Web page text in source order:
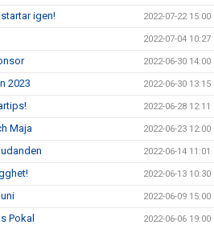
igen! 2022-07-22 15:00
2022-07-04 10:27
2022-06-30 14:00
2023 2022-06-30 13:15
2022-06-28 12:11
Maja 2022-06-23 12:00
2022-06-14 11:01
2022-06-13 10:30
2022-06-09 15:00
Pokal 2022-06-06 19:00